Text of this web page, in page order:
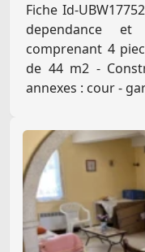
Fiche Id-
dependance
comprenant 4
de 44 m2 -
annexes : cour -